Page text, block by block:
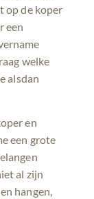
op de koper
een
welke
alsdan
en
een grote
al zijn
hangen,